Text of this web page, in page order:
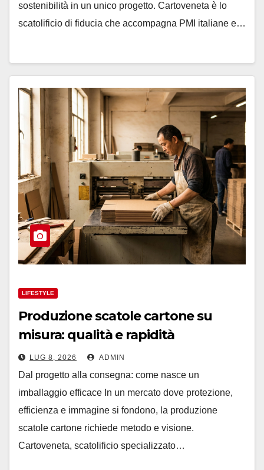
sostenibilità in un unico progetto. Cartoveneta è lo
scatolificio di fiducia che accompagna PMI italiane e…
LIFESTYLE
Produzione scatole cartone su
misura: qualità e rapidità
LUG 8, 2026 ADMIN
Dal progetto alla consegna: come nasce un
imballaggio efficace In un mercato dove protezione,
efficienza e immagine si fondono, la produzione
scatole cartone richiede metodo e visione.
Cartoveneta, scatolificio specializzato…